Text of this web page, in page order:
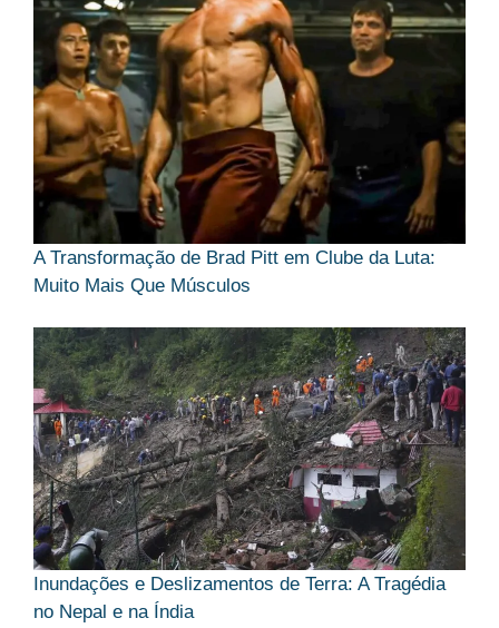
A Transformação de Brad Pitt em Clube da Luta:
Muito Mais Que Músculos
Inundações e Deslizamentos de Terra: A Tragédia
no Nepal e na Índia